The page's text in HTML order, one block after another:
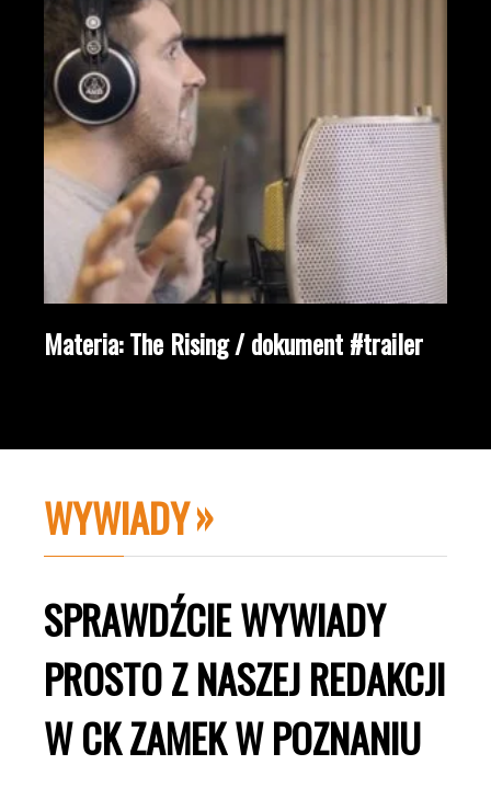
Materia: The Rising / dokument #trailer
WYWIADY
SPRAWDŹCIE WYWIADY
PROSTO Z NASZEJ REDAKCJI
W CK ZAMEK W POZNANIU